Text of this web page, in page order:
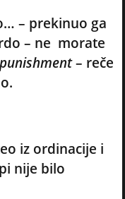
– prekinuo ga
– ne morate
– reče
iz ordinacije i
nije bilo